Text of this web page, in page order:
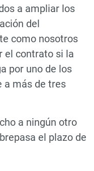
a ampliar los
del
como nosotros
el contrato si la
por uno de los
a más de tres
a ningún otro
el plazo de